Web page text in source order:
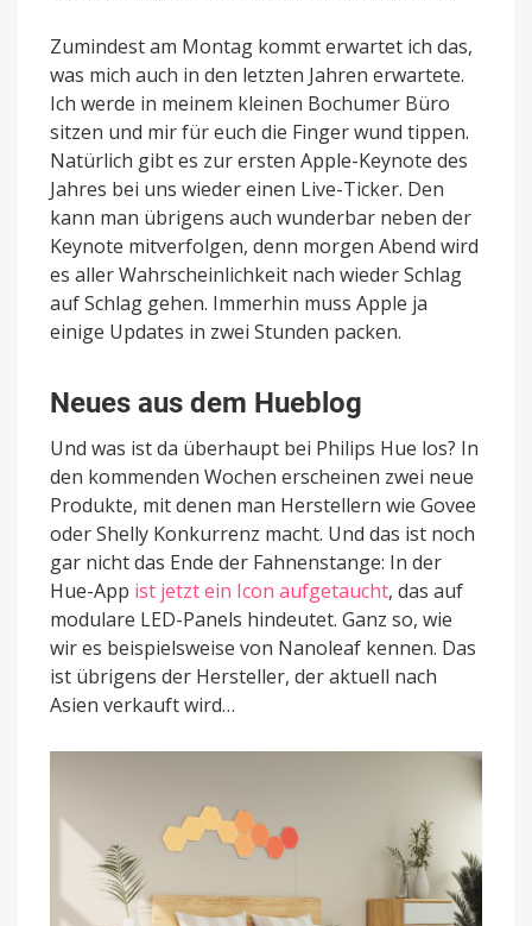
Zumindest am Montag kommt erwartet ich das,
was mich auch in den letzten Jahren erwartete.
Ich werde in meinem kleinen Bochumer Büro
sitzen und mir für euch die Finger wund tippen.
Natürlich gibt es zur ersten Apple-Keynote des
Jahres bei uns wieder einen Live-Ticker. Den
kann man übrigens auch wunderbar neben der
Keynote mitverfolgen, denn morgen Abend wird
es aller Wahrscheinlichkeit nach wieder Schlag
auf Schlag gehen. Immerhin muss Apple ja
einige Updates in zwei Stunden packen.
Neues aus dem Hueblog
Und was ist da überhaupt bei Philips Hue los? In
den kommenden Wochen erscheinen zwei neue
Produkte, mit denen man Herstellern wie Govee
oder Shelly Konkurrenz macht. Und das ist noch
gar nicht das Ende der Fahnenstange: In der
Hue-App ist jetzt ein Icon aufgetaucht, das auf
modulare LED-Panels hindeutet. Ganz so, wie
wir es beispielsweise von Nanoleaf kennen. Das
ist übrigens der Hersteller, der aktuell nach
Asien verkauft wird…